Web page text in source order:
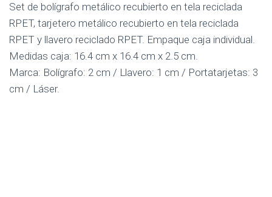
Set de bolígrafo metálico recubierto en tela reciclada
RPET, tarjetero metálico recubierto en tela reciclada
RPET y llavero reciclado RPET. Empaque caja individual.
Medidas caja: 16.4 cm x 16.4 cm x 2.5 cm.
Marca: Bolígrafo: 2 cm / Llavero: 1 cm / Portatarjetas: 3
cm / Láser.